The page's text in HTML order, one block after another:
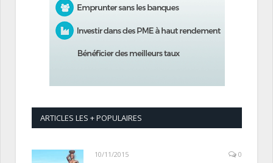
ARTICLES LES + POPULAIRES
10/11/2015 0